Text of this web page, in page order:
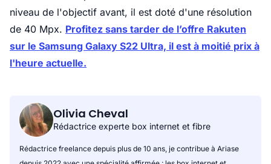
niveau de l'objectif avant, il est doté d'une résolution
de 40 Mpx. Profitez sans tarder de l’offre Rakuten
sur le Samsung Galaxy S22 Ultra, il est à moitié prix à
l'heure actuelle.
Olivia Cheval
Rédactrice experte box internet et fibre
Rédactrice freelance depuis plus de 10 ans, je contribue à Ariase